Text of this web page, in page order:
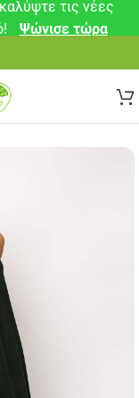
τις νέες
Ψώνισε τώρα